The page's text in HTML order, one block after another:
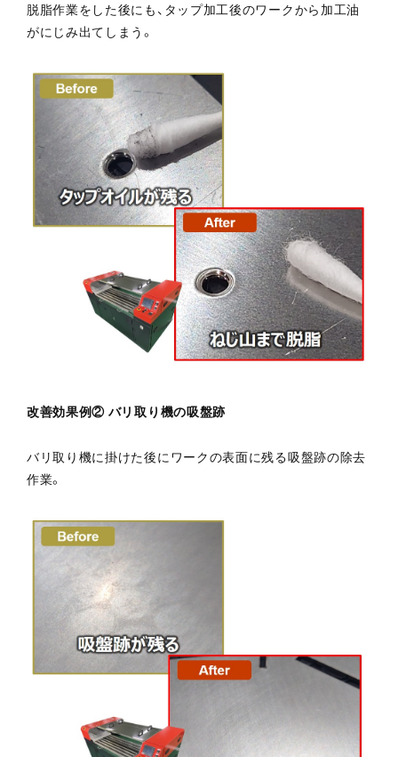
脱脂作業をした後にも、タップ加工後のワークから加工油
がにじみ出てしまう。
改善効果例② バリ取り機の吸盤跡
バリ取り機に掛けた後にワークの表面に残る吸盤跡の除去
作業。